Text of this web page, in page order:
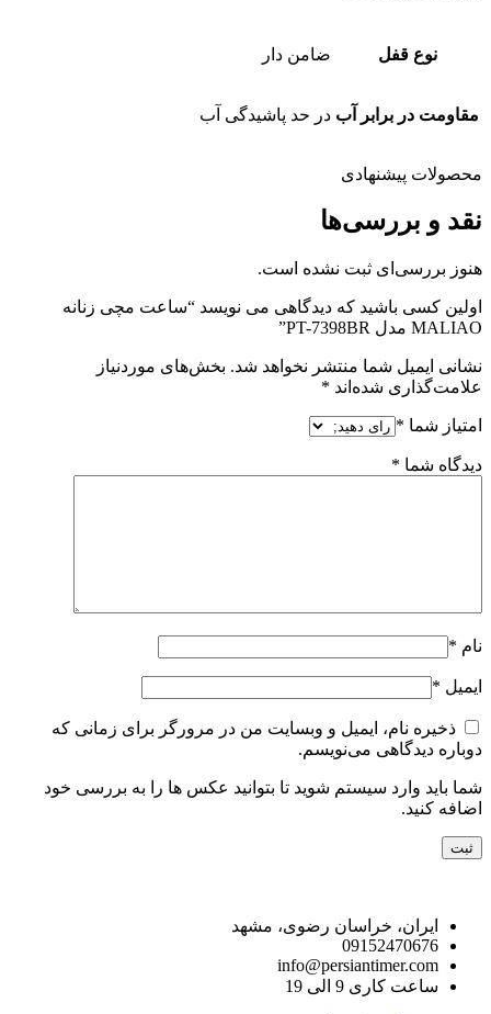
نوع قفل ضامن دار
مقاومت در برابر آب در حد پاشیدگی آب
محصولات پیشنهادی
نقد و بررسی‌ها
هنوز بررسی‌ای ثبت نشده است.
اولین کسی باشید که دیدگاهی می نویسد “ساعت مچی زنانه
MALIAO مدل PT-7398BR”
نشانی ایمیل شما منتشر نخواهد شد. بخش‌های موردنیاز
علامت‌گذاری شده‌اند *
امتیاز شما *
دیدگاه شما *
نام *
ایمیل *
ذخیره نام، ایمیل و وبسایت من در مرورگر برای زمانی که
دوباره دیدگاهی می‌نویسم.
شما باید وارد سیستم شوید تا بتوانید عکس ها را به بررسی خود
اضافه کنید.
ایران، خراسان رضوی، مشهد
09152470676
info@persiantimer.com
ساعت کاری 9 الی 19